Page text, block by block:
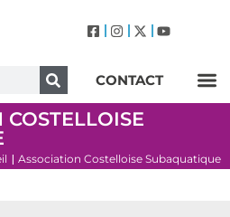
CONTACT
Association Costelloise Subaquatique